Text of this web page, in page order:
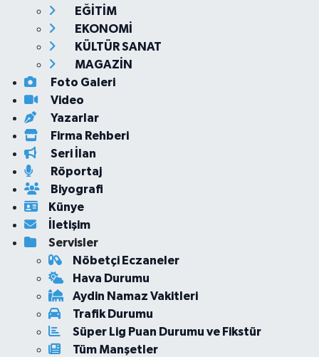
EĞİTİM
EKONOMİ
KÜLTÜR SANAT
MAGAZİN
Foto Galeri
Video
Yazarlar
Firma Rehberi
Seri İlan
Röportaj
Biyografi
Künye
İletişim
Servisler
Nöbetçi Eczaneler
Hava Durumu
Aydin Namaz Vakitleri
Trafik Durumu
Süper Lig Puan Durumu ve Fikstür
Tüm Manşetler